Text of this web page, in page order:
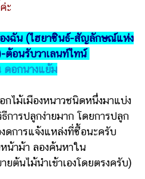
ะ
องฉัน (ไฮยาซินธ์-สัญลักษณ์แห่ง
ต้อนรับวาเลนท์ไทน์
อกนางแย้ม
เมืองหนาวชนิดหนึ่งมาแบ่ง
การปลูกง่ายมาก โดยการปลูก
ดการแจ้งแหล่งที่ซื้อนะครับ
หน้าม้า ลองค้นหาใน
ต้นไม้นำเข้าเองโดยตรงครับ)